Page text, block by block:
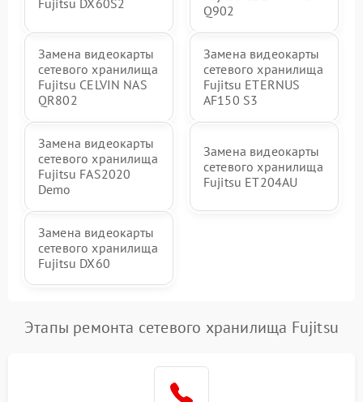
Q902
Замена видеокарты
сетевого хранилища
Fujitsu CELVIN NAS
QR802
Замена видеокарты
сетевого хранилища
Fujitsu ETERNUS
AF150 S3
Замена видеокарты
сетевого хранилища
Fujitsu FAS2020
Demo
Замена видеокарты
сетевого хранилища
Fujitsu ET204AU
Замена видеокарты
сетевого хранилища
Fujitsu DX60
Этапы ремонта сетевого хранилища Fujitsu